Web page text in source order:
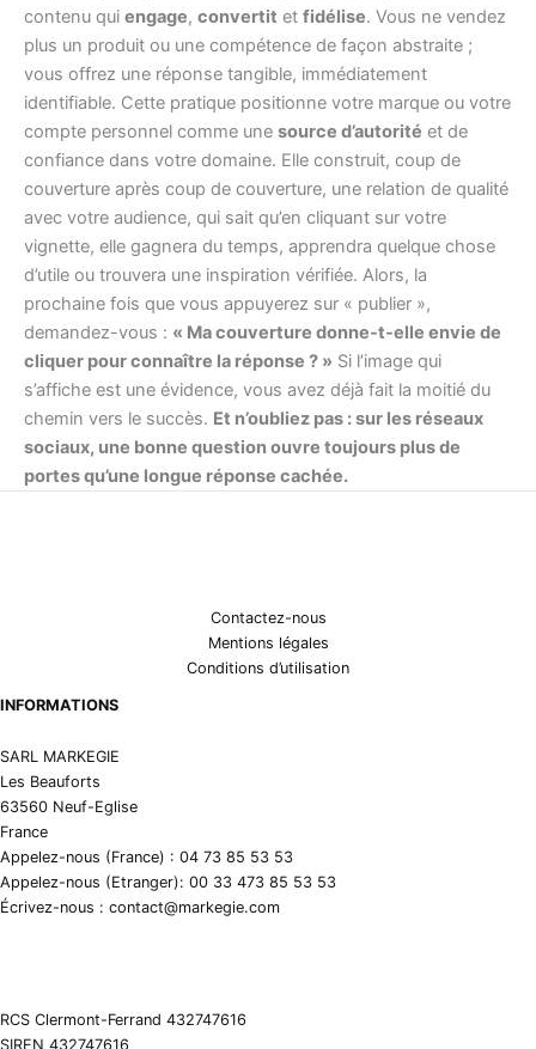
contenu qui engage, convertit et fidélise. Vous ne vendez
plus un produit ou une compétence de façon abstraite ;
vous offrez une réponse tangible, immédiatement
identifiable. Cette pratique positionne votre marque ou votre
compte personnel comme une source d’autorité et de
confiance dans votre domaine. Elle construit, coup de
couverture après coup de couverture, une relation de qualité
avec votre audience, qui sait qu’en cliquant sur votre
vignette, elle gagnera du temps, apprendra quelque chose
d’utile ou trouvera une inspiration vérifiée. Alors, la
prochaine fois que vous appuyerez sur « publier »,
demandez-vous : « Ma couverture donne-t-elle envie de
cliquer pour connaître la réponse ? » Si l’image qui
s’affiche est une évidence, vous avez déjà fait la moitié du
chemin vers le succès. Et n’oubliez pas : sur les réseaux
sociaux, une bonne question ouvre toujours plus de
portes qu’une longue réponse cachée.
Contactez-nous
Mentions légales
Conditions d’utilisation
INFORMATIONS
SARL MARKEGIE
Les Beauforts
63560 Neuf-Eglise
France
Appelez-nous (France) : 04 73 85 53 53
Appelez-nous (Etranger): 00 33 473 85 53 53
Écrivez-nous : contact@markegie.com
RCS Clermont-Ferrand 432747616
SIREN 432747616